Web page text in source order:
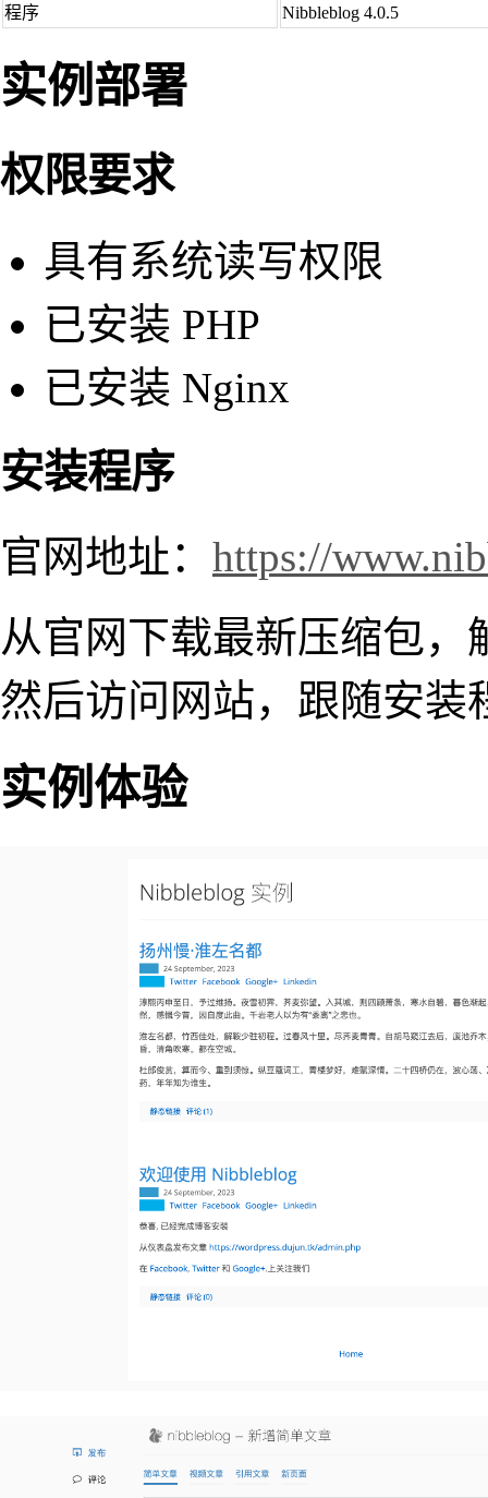
程序
Nibbleblog 4.0.5
实例部署
权限要求
具有系统读写权限
已安装 PHP
已安装 Nginx
安装程序
官网地址： https://
从官网下载最新压缩包
然后访问网站，跟随安装
实例体验